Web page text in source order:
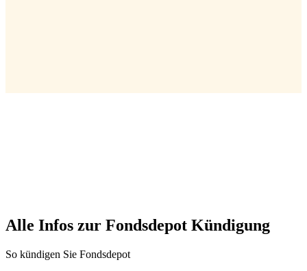
Alle Infos zur Fondsdepot Kündigung
So kündigen Sie Fondsdepot